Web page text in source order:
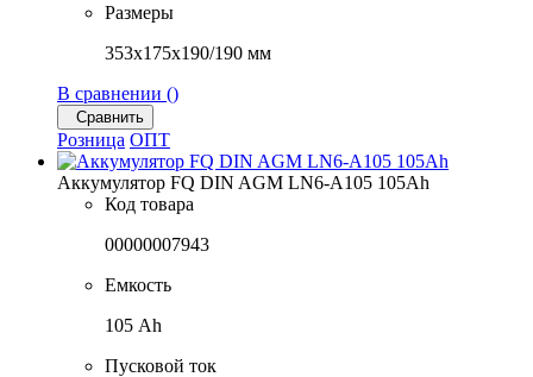
Размеры
353x175x190/190 мм
В сравнении ()
Сравнить
Розница ОПТ
Аккумулятор FQ DIN AGM LN6-A105 105Ah
Код товара
00000007943
Емкость
105 Ah
Пусковой ток